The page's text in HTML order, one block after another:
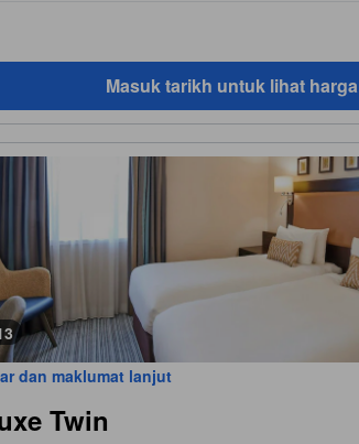
Masuk tarikh untuk lihat harga
dan maklumat lanjut
Twin